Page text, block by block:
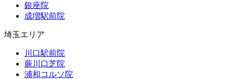
銀座院
成増駅前院
埼玉エリア
川口駅前院
蕨川口芝院
浦和コルソ院